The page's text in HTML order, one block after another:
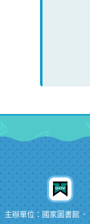
主辦單位：國家圖書館